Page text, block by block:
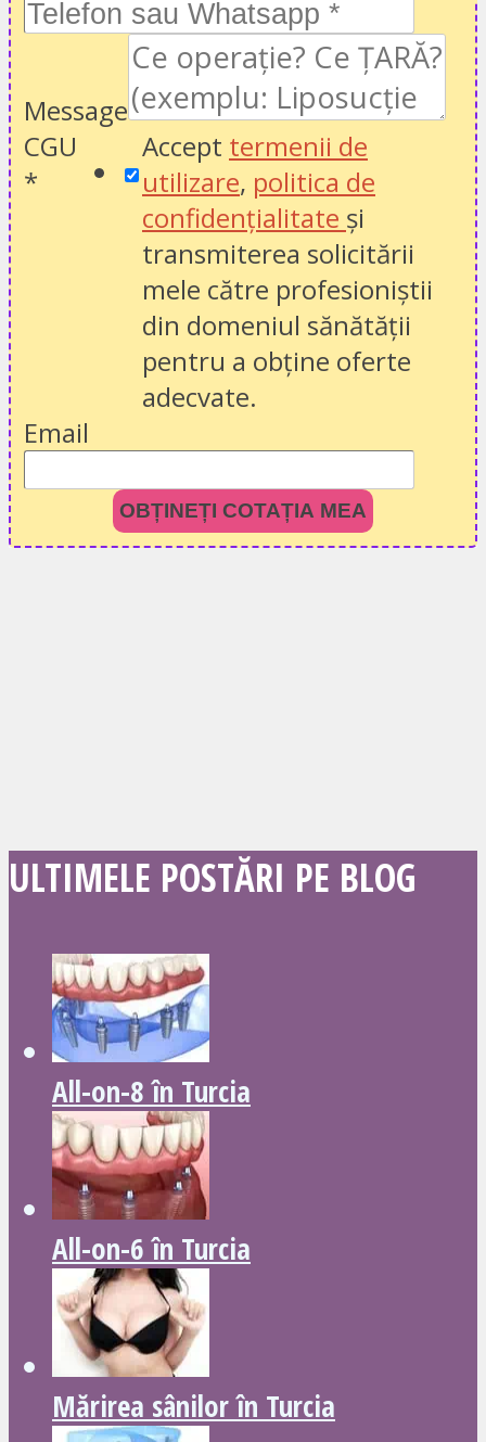
Message
CGU
*
Accept termenii de
utilizare, politica de
confidențialitate și
transmiterea solicitării
mele către profesioniștii
din domeniul sănătății
pentru a obține oferte
adecvate.
Email
OBȚINEȚI COTAȚIA MEA
ULTIMELE POSTĂRI PE BLOG
All-on-8 în Turcia
All-on-6 în Turcia
Mărirea sânilor în Turcia